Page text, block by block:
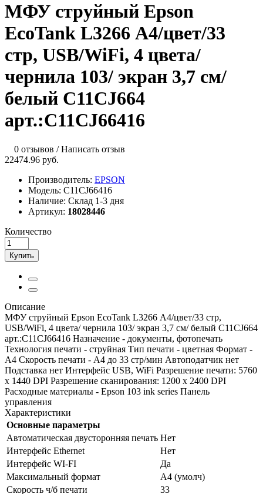
МФУ струйный Epson
EcoTank L3266 А4/цвет/33
стр, USB/WiFi, 4 цвета/
чернила 103/ экран 3,7 см/
белый C11CJ664
арт.:C11CJ66416
0 отзывов /Написать отзыв
22474.96 руб.
Производитель: EPSON
Модель: C11CJ66416
Наличие: Склад 1-3 дня
Артикул: 18028446
Количество
Купить
Описание
МФУ струйный Epson EcoTank L3266 А4/цвет/33 стр,
USB/WiFi, 4 цвета/ чернила 103/ экран 3,7 см/ белый C11CJ664
арт.:C11CJ66416 Назначение - документы, фотопечать
Технология печати - струйная Тип печати - цветная Формат -
A4 Скорость печати - A4 до 33 стр/мин Автоподатчик нет
Подставка нет Интерфейс USB, WiFi Разрешение печати: 5760
x 1440 DPI Разрешение сканирования: 1200 x 2400 DPI
Расходные материалы - Epson 103 ink series Панель
управления
Характеристики
Основные параметры
Автоматическая двусторонняя печать Нет
Интерфейс Ethernet
Нет
Интерфейс WI-FI
Да
Максимальный формат
А4 (умолч)
Скорость ч/б печати
33